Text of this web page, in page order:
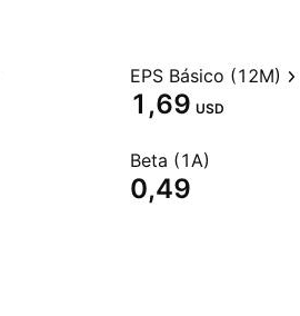
EPS Básico (12M)
1,69 USD
Beta (1A)
0,49